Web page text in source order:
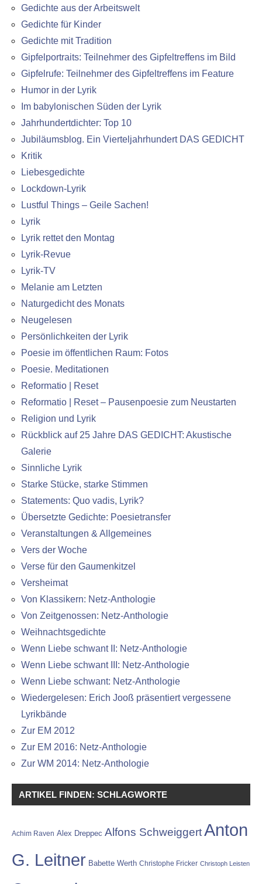
Gedichte aus der Arbeitswelt
Gedichte für Kinder
Gedichte mit Tradition
Gipfelportraits: Teilnehmer des Gipfeltreffens im Bild
Gipfelrufe: Teilnehmer des Gipfeltreffens im Feature
Humor in der Lyrik
Im babylonischen Süden der Lyrik
Jahrhundertdichter: Top 10
Jubiläumsblog. Ein Vierteljahrhundert DAS GEDICHT
Kritik
Liebesgedichte
Lockdown-Lyrik
Lustful Things – Geile Sachen!
Lyrik
Lyrik rettet den Montag
Lyrik-Revue
Lyrik-TV
Melanie am Letzten
Naturgedicht des Monats
Neugelesen
Persönlichkeiten der Lyrik
Poesie im öffentlichen Raum: Fotos
Poesie. Meditationen
Reformatio | Reset
Reformatio | Reset – Pausenpoesie zum Neustarten
Religion und Lyrik
Rückblick auf 25 Jahre DAS GEDICHT: Akustische
Galerie
Sinnliche Lyrik
Starke Stücke, starke Stimmen
Statements: Quo vadis, Lyrik?
Übersetzte Gedichte: Poesietransfer
Veranstaltungen & Allgemeines
Vers der Woche
Verse für den Gaumenkitzel
Versheimat
Von Klassikern: Netz-Anthologie
Von Zeitgenossen: Netz-Anthologie
Weihnachtsgedichte
Wenn Liebe schwant II: Netz-Anthologie
Wenn Liebe schwant III: Netz-Anthologie
Wenn Liebe schwant: Netz-Anthologie
Wiedergelesen: Erich Jooß präsentiert vergessene
Lyrikbände
Zur EM 2012
Zur EM 2016: Netz-Anthologie
Zur WM 2014: Netz-Anthologie
ARTIKEL FINDEN: SCHLAGWORTE
Achim Raven Alex Dreppec Alfons SchweiggertAnton
G. Leitner Babette Werth Christophe Fricker Christoph Leisten